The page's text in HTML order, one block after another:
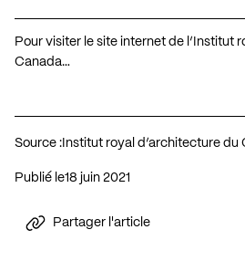
Pour visiter le site internet de l’Institut
Canada…
Source : Institut royal d’architecture du
Publié le 18 juin 2021
Partager l'article